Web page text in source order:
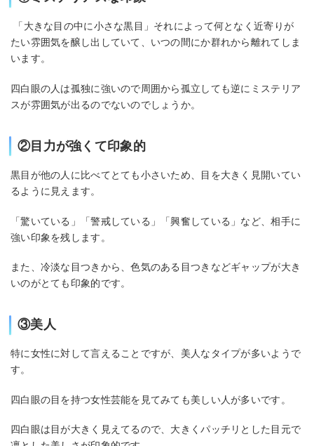
「大きな目の中に小さな黒目」それによって何となく近寄りが
たい雰囲気を醸し出していて、いつの間にか群れから離れてしま
います。
四白眼の人は孤独に強いので周囲から孤立しても逆にミステリア
スが雰囲気が出るのでないのでしょうか。
②目力が強くて印象的
黒目が他の人に比べてとても小さいため、目を大きく見開いてい
るように見えます。
「驚いている」「警戒している」「興奮している」など、相手に
強い印象を残します。
また、冷淡な目つきから、色気のある目つきなどギャップが大き
いのがとても印象的です。
③美人
特に女性に対して言えることですが、美人なタイプが多いようで
す。
四白眼の目を持つ女性芸能を見てみても美しい人が多いです。
四白眼は目が大きく見えてるので、大きくパッチリとした目元で